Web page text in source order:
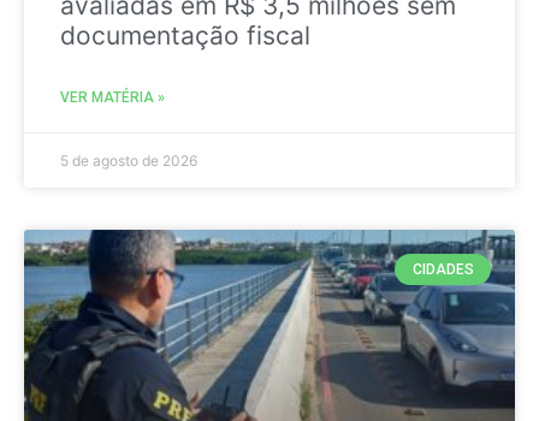
documentação fiscal
VER MATÉRIA »
5 de agosto de 2026
CIDADES